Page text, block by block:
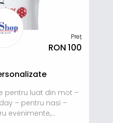
Preț
RON 100
pentru luat din mot –
– pentru nasi –
evenimente,...